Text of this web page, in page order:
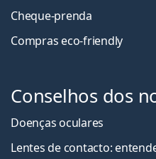
Cheque-prenda
Compras eco-friendly
Conselhos dos
Doenças oculares
Lentes de contacto: